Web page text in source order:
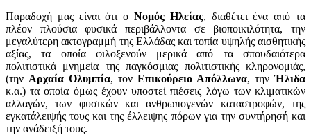
Παραδοχή μας είναι ότι ο Νομός Ηλείας, διαθέτει ένα από τα
πλέον πλούσια φυσικά περιβάλλοντα σε βιοποικιλότητα, την
μεγαλύτερη ακτογραμμή της Ελλάδας και τοπία υψηλής αισθητικής
αξίας, τα οποία φιλοξενούν μερικά από τα σπουδαιότερα
πολιτιστικά μνημεία της παγκόσμιας πολιτιστικής κληρονομιάς,
(την Αρχαία Ολυμπία, τον Επικούρειο Απόλλωνα, τηνΉλιδα
κ.α.) τα οποία όμως έχουν υποστεί πιέσεις λόγω των κλιματικών
αλλαγών, των φυσικών και ανθρωπογενών καταστροφών, της
εγκατάλειψής τους και της έλλειψης πόρων για την συντήρησή και
την ανάδειξή τους.